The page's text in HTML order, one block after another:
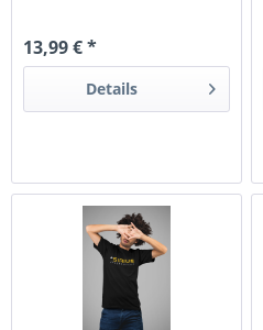
13,99 € *
Details